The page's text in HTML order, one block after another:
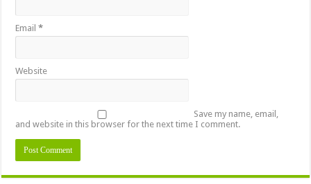
Email*
Website
Save my name, email,
and website in this browser for the next time I comment.